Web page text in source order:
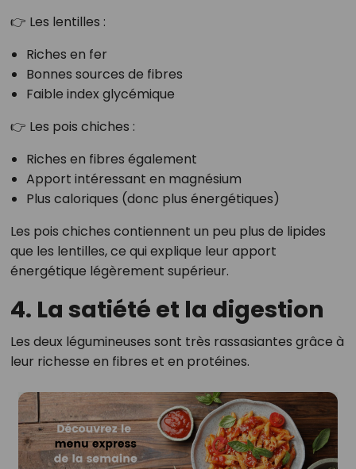
👉 Les lentilles :
Riches en fer
Bonnes sources de fibres
Faible index glycémique
👉 Les pois chiches :
Riches en fibres également
Apport intéressant en magnésium
Plus caloriques (donc plus énergétiques)
Les pois chiches contiennent un peu plus de lipides
que les lentilles, ce qui explique leur apport
énergétique légèrement supérieur.
4. La satiété et la digestion
Les deux légumineuses sont très rassasiantes grâce à
leur richesse en fibres et en protéines.